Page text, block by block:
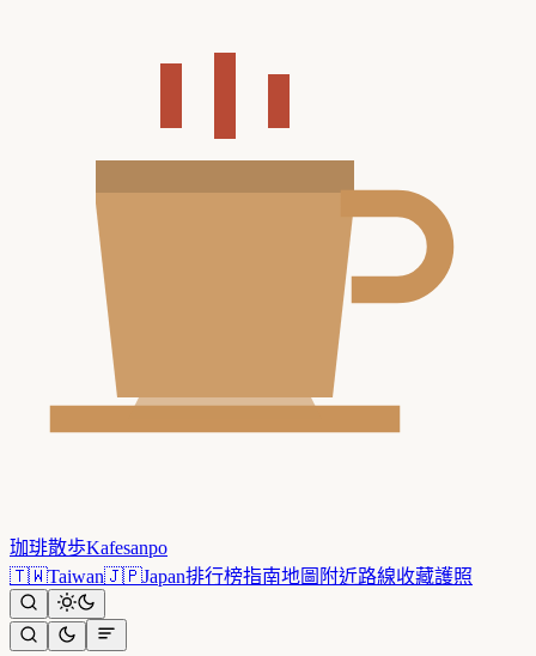
珈琲散歩Kafesanpo
🇹🇼Taiwan🇯🇵Japan排行榜指南地圖 附近路線收藏護照